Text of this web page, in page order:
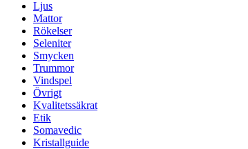
Ljus
Mattor
Rökelser
Seleniter
Smycken
Trummor
Vindspel
Övrigt
Kvalitetssäkrat
Etik
Somavedic
Kristallguide